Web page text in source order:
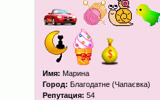
Имя: Марина
Город: Благодатне (Чапаєвка)
Репутация: 54